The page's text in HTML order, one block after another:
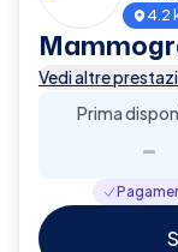
4.2
Vedi altre
Prima
-